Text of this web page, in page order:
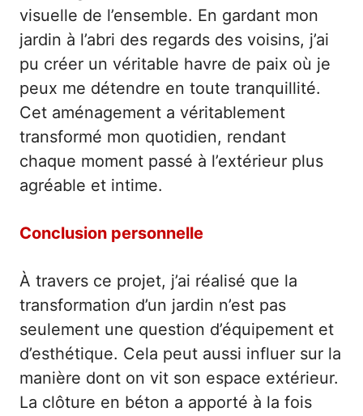
visuelle de l’ensemble. En gardant mon
jardin à l’abri des regards des voisins, j’ai
pu créer un véritable havre de paix où je
peux me détendre en toute tranquillité.
Cet aménagement a véritablement
transformé mon quotidien, rendant
chaque moment passé à l’extérieur plus
agréable et intime.
Conclusion personnelle
À travers ce projet, j’ai réalisé que la
transformation d’un jardin n’est pas
seulement une question d’équipement et
d’esthétique. Cela peut aussi influer sur la
manière dont on vit son espace extérieur.
La clôture en béton a apporté à la fois